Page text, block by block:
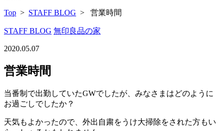
Top > STAFF BLOG > 営業時間
STAFF BLOG 無印良品の家
2020.05.07
営業時間
当番制で出勤していたGWでしたが、みなさまはどのように
お過ごしでしたか？
天気もよかったので、外出自粛をうけ大掃除をされた方もい